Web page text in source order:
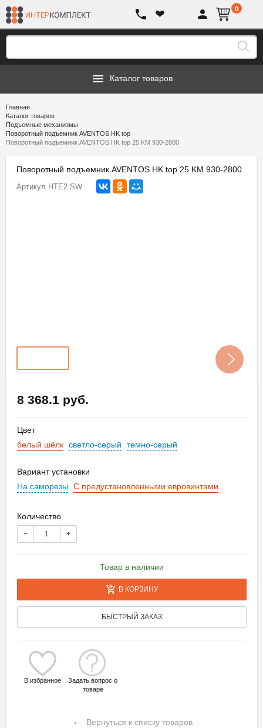
❤ 0
Каталог товаров
Главная
Каталог товаров
Подъемные механизмы
Поворотный подъемник AVENTOS HK top
Поворотный подъемник AVENTOS HK top 25 KM 930-2800
Поворотный подъемник AVENTOS HK top 25 KM 930-2800
Артикул HTE2 SW
8 368.1 руб.
Цвет
белый шёлк светло-серый темно-серый
Вариант установки
На саморезы С предустановленными евровинтами
Количество
− +
Товар в наличии
В КОРЗИНУ
БЫСТРЫЙ ЗАКАЗ
В избранное
Задать вопрос о
товаре
← Вернуться к списку товаров